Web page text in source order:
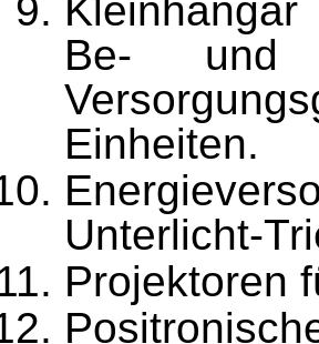
Be- und
Einheiten.
Unterlicht-
Projektoren